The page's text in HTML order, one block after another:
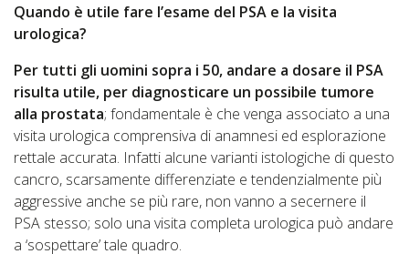
Quando è utile fare l’esame del PSA e la visita
urologica?
Per tutti gli uomini sopra i 50, andare a dosare il PSA
risulta utile, per diagnosticare un possibile tumore
alla prostata; fondamentale è che venga associato a una
visita urologica comprensiva di anamnesi ed esplorazione
rettale accurata. Infatti alcune varianti istologiche di questo
cancro, scarsamente differenziate e tendenzialmente più
aggressive anche se più rare, non vanno a secernere il
PSA stesso; solo una visita completa urologica può andare
a ‘sospettare’ tale quadro.